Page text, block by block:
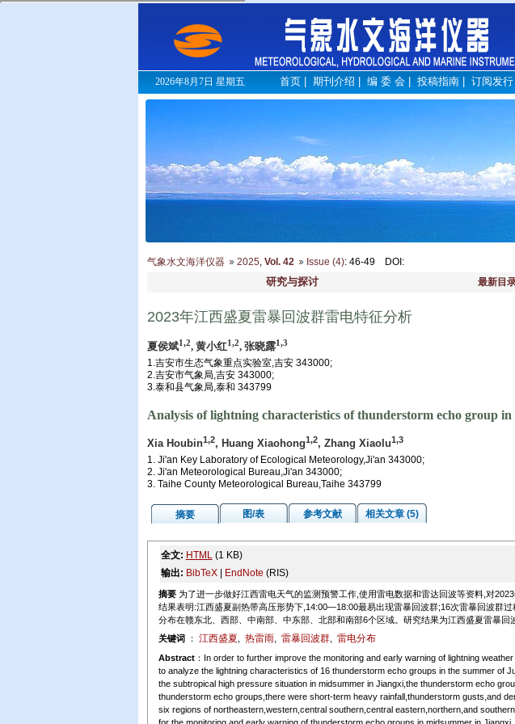
2026年8月7日 星期五 首页 期刊介绍 编 委 会 投稿指南 订阅发行
气象水文海洋仪器 2025, Vol. 42 Issue (4): 46-49 DOI :
研究与探讨 最新目
2023年江西盛夏雷暴回波群雷电特征分析
夏侯斌1,2, 黄小红1,2, 张晓露1,3
1.吉安市生态气象重点实验室,吉安 343000;
2.吉安市气象局,吉安 343000;
3.泰和县气象局,泰和 343799
Analysis of lightning characteristics of thunderstorm echo group
Xia Houbin1,2, Huang Xiaohong1,2, Zhang Xiaolu1,3
1. Ji'an Key Laboratory of Ecological Meteorology,Ji'an 343000;
2. Ji'an Meteorological Bureau,Ji'an 343000;
3. Taihe County Meteorological Bureau,Taihe 343799
摘要 图/表 参考文献 相关文章 (5)
全文: HTML(1 KB)
输出: BibTeX| EndNote (RIS)
摘要为了进一步做好江西雷电天气的监测预警工作,使用雷电数据和雷达回波等资料,对
结果表明:江西盛夏副热带高压形势下,14:00—18:00最易出现雷暴回波群;16次雷暴回波群
分布在赣东北、西部、中南部、中东部、北部和南部6个区域。研究结果为江西盛夏雷暴回
关键词 ： 江西盛夏 热雷雨, 雷暴回波群, 雷电分布
Abstract：In order to further improve the monitoring and early warning of lightning
to analyze the lightning characteristics of 16 thunderstorm echo groups in the summer of
the subtropical high pressure situation in midsummer in Jiangxi,the thunderstorm echo
thunderstorm echo groups,there were short-term heavy rainfall,thunderstorm gusts,and
six regions of northeastern,western,central southern,central eastern,northern,and